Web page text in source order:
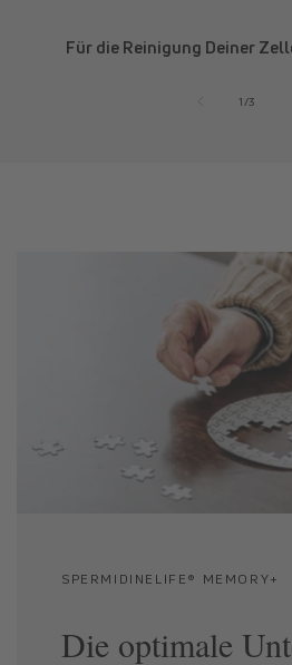
Für die Reinigung Deiner
1/
von
3
SPERMIDINELIFE® MEMORY+
Die optimale